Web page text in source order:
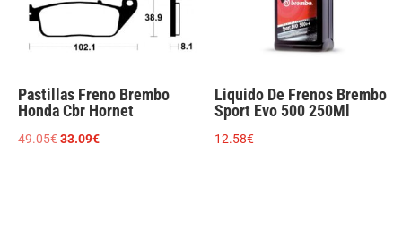
Pastillas Freno Brembo
Honda Cbr Hornet
49.05€El
33.09€El
Liquido De Frenos Brembo
Sport Evo 500 250Ml
12.58€